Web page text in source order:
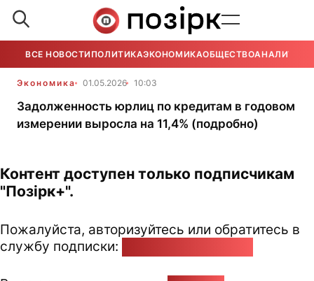
ВСЕ НОВОСТИ ПОЛИТИКАЭКОНОМИКАОБЩЕСТВОАНАЛИТИКА
Экономика 01.05.2026 10:03
Задолженность юрлиц по кредитам в годовом
измерении выросла на 11,4% (подробно)
Контент доступен только подписчикам
"Позірк+".
Пожалуйста, авторизуйтесь или обратитесь в
службу подписки: